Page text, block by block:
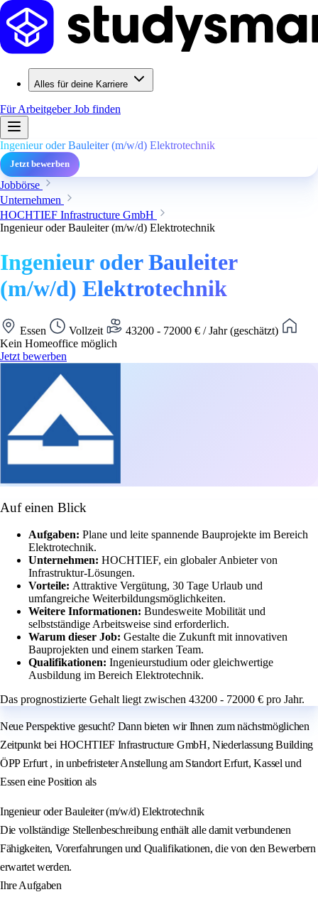
Alles für deine Karriere
Für ArbeitgeberJob finden
Ingenieur oder Bauleiter (m/w/d) Elektrotechnik
Jetzt bewerben
Jobbörse
Unternehmen
HOCHTIEF Infrastructure GmbH
Ingenieur oder Bauleiter (m/w/d) Elektrotechnik
Ingenieur oder Bauleiter
(m/w/d) Elektrotechnik
Essen Vollzeit
43200 - 72000 € / Jahr (geschätzt)
Kein Homeoffice möglich
Jetzt bewerben
Auf einen Blick
Aufgaben: Plane und leite spannende Bauprojekte im Bereich
Elektrotechnik.
Unternehmen: HOCHTIEF, ein globaler Anbieter von
Infrastruktur-Lösungen.
Vorteile: Attraktive Vergütung, 30 Tage Urlaub und
umfangreiche Weiterbildungsmöglichkeiten.
Weitere Informationen: Bundesweite Mobilität und
selbstständige Arbeitsweise sind erforderlich.
Warum dieser Job: Gestalte die Zukunft mit innovativen
Bauprojekten und einem starken Team.
Qualifikationen: Ingenieurstudium oder gleichwertige
Ausbildung im Bereich Elektrotechnik.
Das prognostizierte Gehalt liegt zwischen 43200 - 72000 € pro Jahr.
Neue Perspektive gesucht? Dann bieten wir Ihnen zum nächstmöglichen
Zeitpunkt bei HOCHTIEF Infrastructure GmbH, Niederlassung Building
ÖPP Erfurt , in unbefristeter Anstellung am Standort Erfurt, Kassel und
Essen eine Position als
Ingenieur oder Bauleiter (m/w/d) Elektrotechnik
Die vollständige Stellenbeschreibung enthält alle damit verbundenen
Fähigkeiten, Vorerfahrungen und Qualifikationen, die von den Bewerbern
erwartet werden.
Ihre Aufgaben